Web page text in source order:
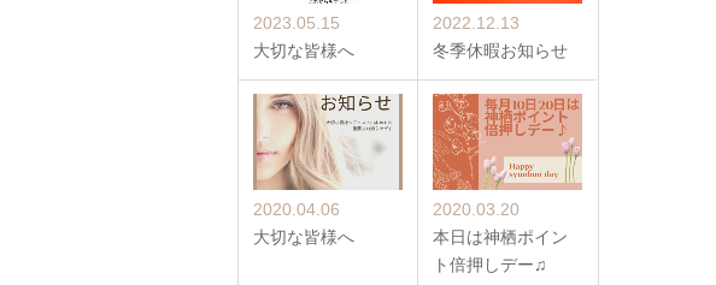
2023.05.15
大切な皆様へ
2022.12.13
冬季休暇お知らせ
2020.04.06
大切な皆様へ
2020.03.20
本日は神栖ポイン
ト倍押しデー♫